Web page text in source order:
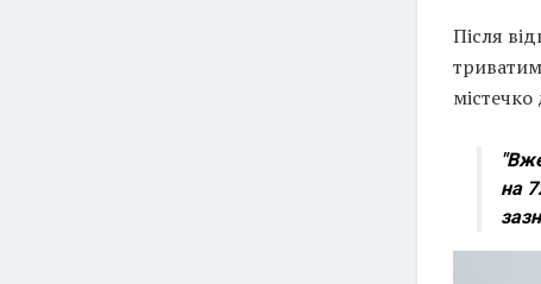
Після
на